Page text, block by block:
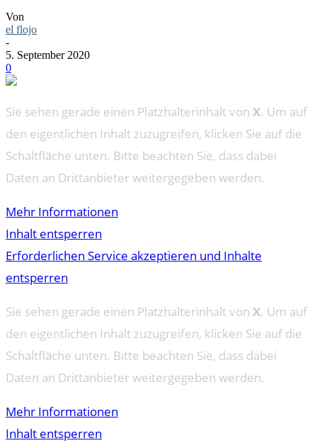
Von
el flojo
-
5. September 2020
0
Sie sehen gerade einen Platzhalterinhalt von X. Um auf
den eigentlichen Inhalt zuzugreifen, klicken Sie auf die
Schaltfläche unten. Bitte beachten Sie, dass dabei
Daten an Drittanbieter weitergegeben werden.
Mehr Informationen
Inhalt entsperren
Erforderlichen Service akzeptieren und Inhalte
entsperren
Sie sehen gerade einen Platzhalterinhalt von X. Um auf
den eigentlichen Inhalt zuzugreifen, klicken Sie auf die
Schaltfläche unten. Bitte beachten Sie, dass dabei
Daten an Drittanbieter weitergegeben werden.
Mehr Informationen
Inhalt entsperren